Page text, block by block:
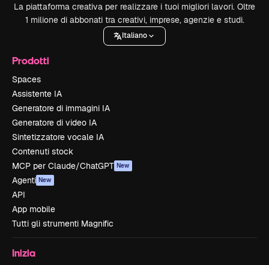
La piattaforma creativa per realizzare i tuoi migliori lavori. Oltre
1 milione di abbonati tra creativi, imprese, agenzie e studi.
Italiano
Prodotti
Spaces
Assistente IA
Generatore di immagini IA
Generatore di video IA
Sintetizzatore vocale IA
Contenuti stock
MCP per Claude/ChatGPT New
Agenti New
API
App mobile
Tutti gli strumenti Magnific
Inizia